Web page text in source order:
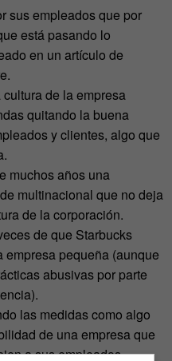
sus empleados que por
está pasando lo
en un artículo de
de la empresa
quitando la buena
y clientes, algo que
muchos años una
multinacional que no deja
de la corporación.
de que Starbucks
pequeña (aunque
abusivas por parte
las medidas como algo
de una empresa que
a sus empleados